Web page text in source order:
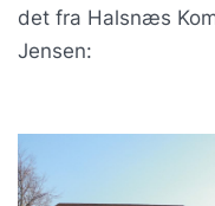
det fra Halsnæs
Jensen: